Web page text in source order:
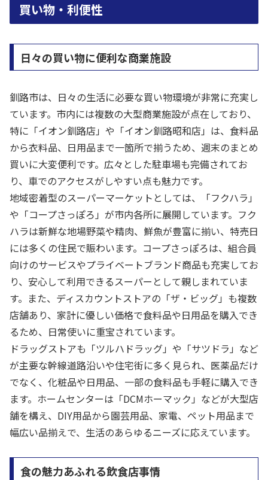
買い物・利便性
日々の買い物に便利な商業施設
釧路市は、日々の生活に必要な買い物環境が非常に充実し
ています。市内には複数の大型商業施設が点在しており、
特に「イオン釧路店」や「イオン釧路昭和店」は、食料品
から衣料品、日用品まで一箇所で揃うため、週末のまとめ
買いに大変便利です。広々とした駐車場も完備されてお
り、車でのアクセスがしやすい点も魅力です。
地域密着型のスーパーマーケットとしては、「フクハラ」
や「コープさっぽろ」が市内各所に展開しています。フク
ハラは新鮮な地場野菜や精肉、鮮魚が豊富に揃い、特売日
には多くの住民で賑わいます。コープさっぽろは、組合員
向けのサービスやプライベートブランド商品も充実してお
り、安心して利用できるスーパーとして親しまれていま
す。また、ディスカウントストアの「ザ・ビッグ」も複数
店舗あり、家計に優しい価格で食料品や日用品を購入でき
るため、日常使いに重宝されています。
ドラッグストアも「ツルハドラッグ」や「サツドラ」など
が主要な幹線道路沿いや住宅街に多く見られ、医薬品だけ
でなく、化粧品や日用品、一部の食料品も手軽に購入でき
ます。ホームセンターは「DCMホーマック」などが大型店
舗を構え、DIY用品から園芸用品、家電、ペット用品まで
幅広い品揃えで、生活のあらゆるニーズに応えています。
食の魅力あふれる飲食店事情